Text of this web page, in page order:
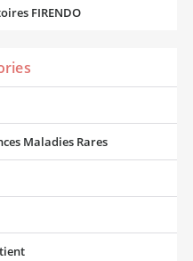
FIRENDO
Maladies Rares